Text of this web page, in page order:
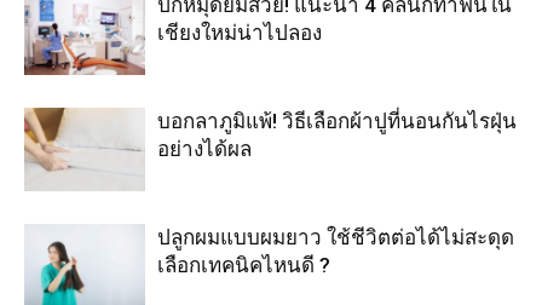
เชียงใหม่น่าไปลอง
บอกลาภูมิแพ้! วิธีเลือกผ้าปูที่นอนกันไรฝุ่น
อย่างได้ผล
ปลูกผมแบบผมยาว ใช้ชีวิตต่อได้ไม่สะดุด
เลือกเทคนิคไหนดี ?